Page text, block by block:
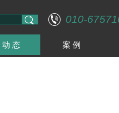
010-
动 态 案 例